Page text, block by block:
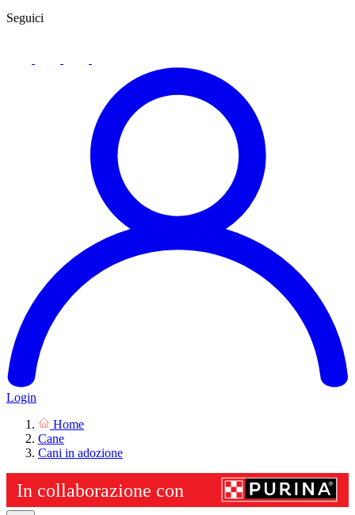
Seguici
Login
Home
Cane
Cani in adozione